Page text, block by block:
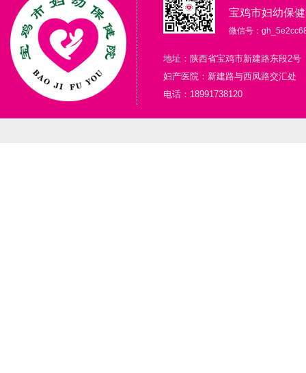
宝鸡市妇幼保
微信号：
地址：陕西省宝鸡市新建路东段2号
妇产医院：新建路与西凤路交汇处
电话：18991738120